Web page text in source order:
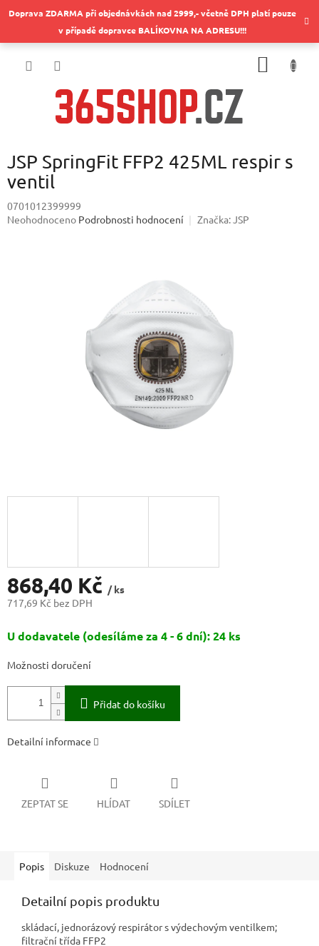
naDoprava ZDARMA při objednávkách nad 2999,- včetně DPH platí pouze
v případě dopravce BALÍKOVNA NA ADRESU!!!
JSP SpringFit FFP2 425ML respir s
ventil
0701012399999
Průměrné
Neohodnoceno Podrobnosti hodnocení Značka:JSP
868,40 Kč / ks
717,69 Kč bez DPH
cena:
U dodavatele (odesíláme za 4 - 6 dní): 24 ks
Možnosti doručení
Přidat do košíku
Detailní informace
ZEPTAT SE HLÍDAT SDÍLET
Popis Diskuze Hodnocení
Detailní popis produktu
skládací, jednorázový respirátor s výdechovým ventilkem;
filtrační třída FFP2